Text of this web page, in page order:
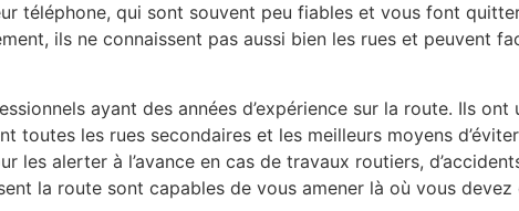
téléphone, qui sont souvent peu fiables et vous font
ils ne connaissent pas aussi bien les rues et peuvent
ayant des années d’expérience sur la route. Ils ont
toutes les rues secondaires et les meilleurs moyens
les alerter à l’avance en cas de travaux routiers,
la route sont capables de vous amener là où vous devez